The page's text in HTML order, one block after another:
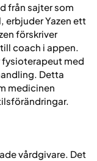
från sajter som
erbjuder Yazen ett
förskriver
coach i appen.
fysioterapeut med
Detta
medicinen
vårdgivare. Det